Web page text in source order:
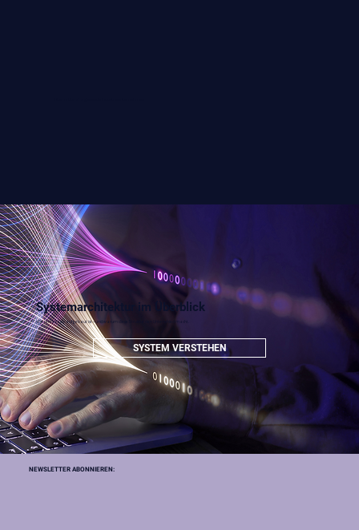
Systemarchitektur im Überblick
Wie terraXaler aufgebaut ist – und warum diese Struktur den Unterschied macht.
SYSTEM VERSTEHEN
NEWSLETTER ABONNIEREN: